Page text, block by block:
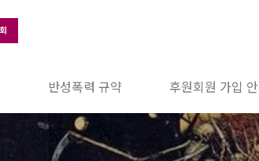
반성폭력 규약 후원회원 가입